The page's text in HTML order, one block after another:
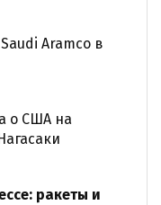
Aramco в
о США на
ракеты и